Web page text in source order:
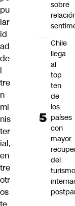
pu
lar
id
ad
de
l
tre
n
mi
nis
ter
ial,
en
tre
otr
os
sobre
Chile
llega
al
top
ten
de
los
países
con
mayor
del
turismo